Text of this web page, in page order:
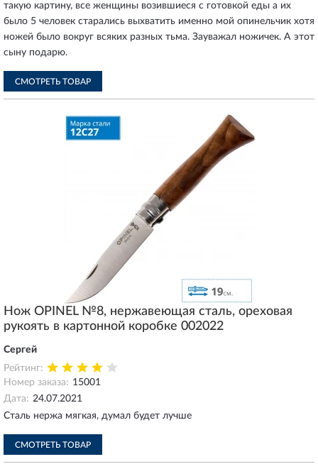
такую картину, все женщины возившиеся с готовкой еды а их
было 5 человек старались выхватить именно мой опинельчик хотя
ножей было вокруг всяких разных тьма. Зауважал ножичек. А этот
сыну подарю.
СМОТРЕТЬ ТОВАР
Нож OPINEL №8, нержавеющая сталь, ореховая
рукоять в картонной коробке 002022
Сергей
Рейтинг:
Номер заказа: 15001
Дата: 24.07.2021
Сталь нержа мягкая, думал будет лучше
СМОТРЕТЬ ТОВАР